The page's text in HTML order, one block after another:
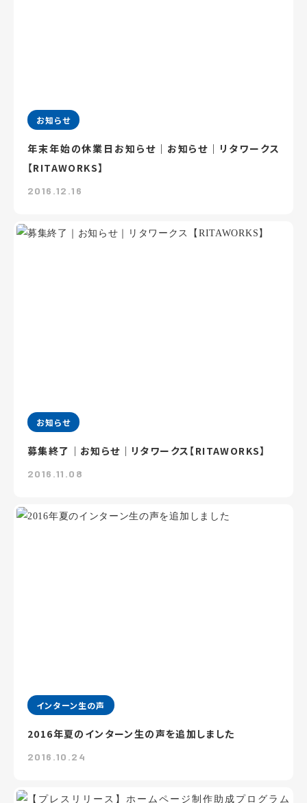
お知らせ
年末年始の休業日お知らせ｜お知らせ｜リタワークス
【RITAWORKS】
2016.12.16
お知らせ
募集終了｜お知らせ｜リタワークス【RITAWORKS】
2016.11.08
インターン生の声
2016年夏のインターン生の声を追加しました
2016.10.24